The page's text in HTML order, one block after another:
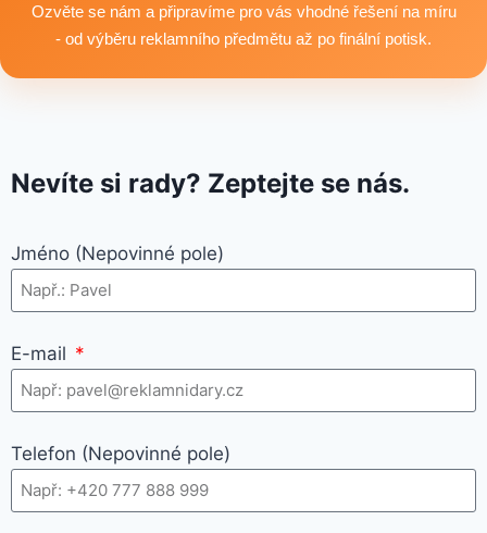
Ozvěte se nám a připravíme pro vás vhodné řešení na míru
- od výběru reklamního předmětu až po finální potisk.
Nevíte si rady? Zeptejte se nás.
Jméno (Nepovinné pole)
E-mail
Telefon (Nepovinné pole)